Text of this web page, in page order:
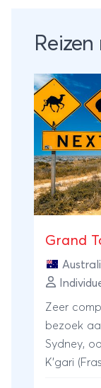
Grand
Zeer
bezoek
Sydney,
K'gari